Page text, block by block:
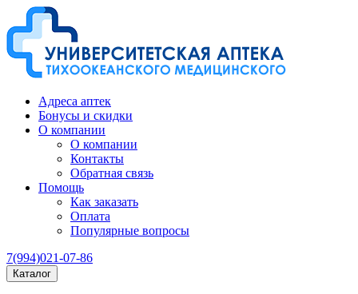
Адреса аптек
Бонусы и скидки
О компании
О компании
Контакты
Обратная связь
Помощь
Как заказать
Оплата
Популярные вопросы
7(994)021-07-86
Каталог